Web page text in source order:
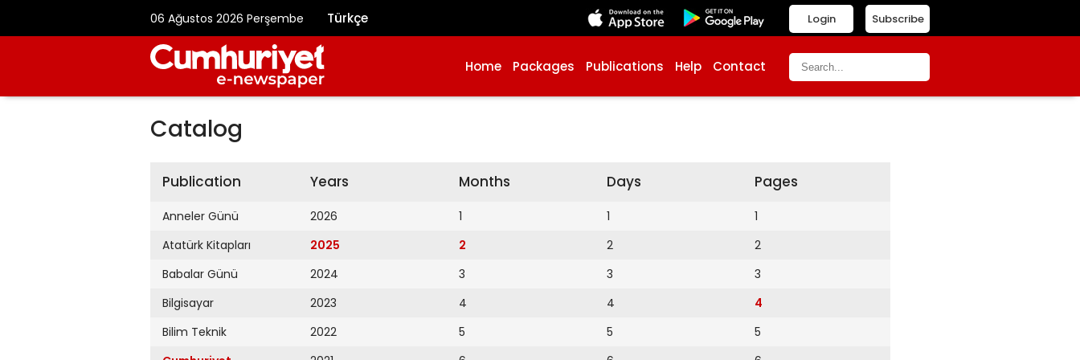
06 Ağustos 2026 Perşembe Türkçe Subscribe
Login
Home Packages Publications Help Contact
Catalog
Publication
Anneler Günü
Atatürk Kitapları
Babalar Günü
Bilgisayar
Bilim Teknik
Years
2026
2025
2024
2023
2022
Months
1
2
3
4
5
Days
1
2
3
4
5
Pages
1
2
3
4
5